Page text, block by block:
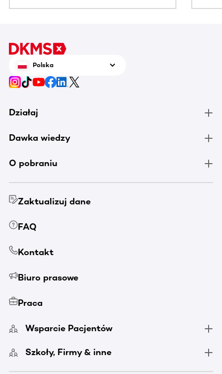
Polska
Działaj
Dawka wiedzy
O pobraniu
Zaktualizuj dane
FAQ
Kontakt
Biuro prasowe
Praca
Wsparcie Pacjentów
Szkoły, Firmy & inne